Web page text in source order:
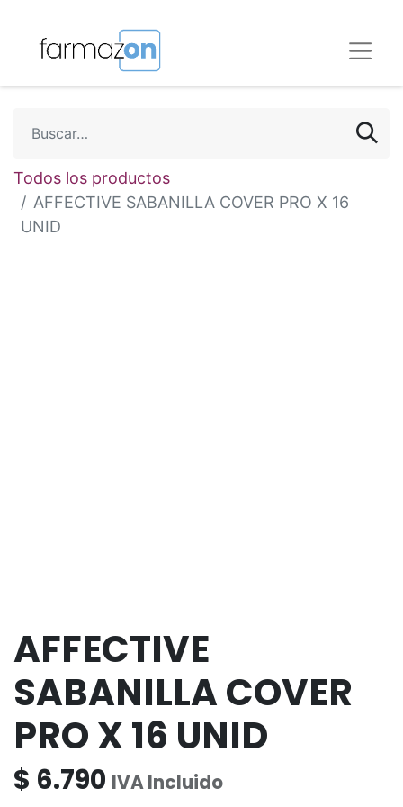
Todos los productos
AFFECTIVE SABANILLA COVER PRO X 16
UNID
AFFECTIVE
SABANILLA COVER
PRO X 16 UNID
$ 6.790 IVA Incluido